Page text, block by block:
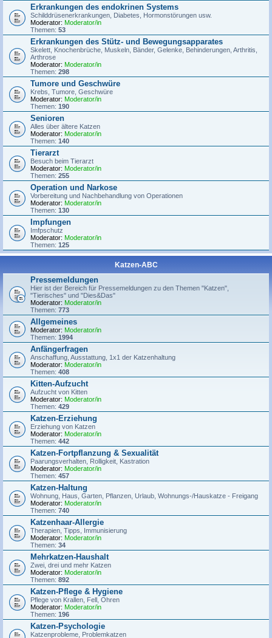
Erkrankungen des endokrinen Systems
Schilddrüsenerkrankungen, Diabetes, Hormonstörungen usw.
Moderator: Moderator/in
Themen: 53
Erkrankungen des Stütz- und Bewegungsapparates
Skelett, Knochenbrüche, Muskeln, Bänder, Gelenke, Behinderungen, Arthritis,
Arthrose
Moderator: Moderator/in
Themen: 298
Tumore und Geschwüre
Krebs, Tumore, Geschwüre
Moderator: Moderator/in
Themen: 190
Senioren
Alles über ältere Katzen
Moderator: Moderator/in
Themen: 140
Tierarzt
Besuch beim Tierarzt
Moderator: Moderator/in
Themen: 255
Operation und Narkose
Vorbereitung und Nachbehandlung von Operationen
Moderator: Moderator/in
Themen: 130
Impfungen
Imfpschutz
Moderator: Moderator/in
Themen: 125
Katzen-ABC
Pressemeldungen
Hier ist der Bereich für Pressemeldungen zu den Themen "Katzen",
"Tierisches" und "Dies&Das"
Moderator: Moderator/in
Themen: 773
Allgemeines
Moderator: Moderator/in
Themen: 1994
Anfängerfragen
Anschaffung, Ausstattung, 1x1 der Katzenhaltung
Moderator: Moderator/in
Themen: 408
Kitten-Aufzucht
Aufzucht von Kitten
Moderator: Moderator/in
Themen: 429
Katzen-Erziehung
Erziehung von Katzen
Moderator: Moderator/in
Themen: 442
Katzen-Fortpflanzung & Sexualität
Paarungsverhalten, Rolligkeit, Kastration
Moderator: Moderator/in
Themen: 457
Katzen-Haltung
Wohnung, Haus, Garten, Pflanzen, Urlaub, Wohnungs-/Hauskatze - Freigang
Moderator: Moderator/in
Themen: 740
Katzenhaar-Allergie
Therapien, Tipps, Immunisierung
Moderator: Moderator/in
Themen: 34
Mehrkatzen-Haushalt
Zwei, drei und mehr Katzen
Moderator: Moderator/in
Themen: 892
Katzen-Pflege & Hygiene
Pflege von Krallen, Fell, Ohren
Moderator: Moderator/in
Themen: 196
Katzen-Psychologie
Katzenprobleme, Problemkatzen